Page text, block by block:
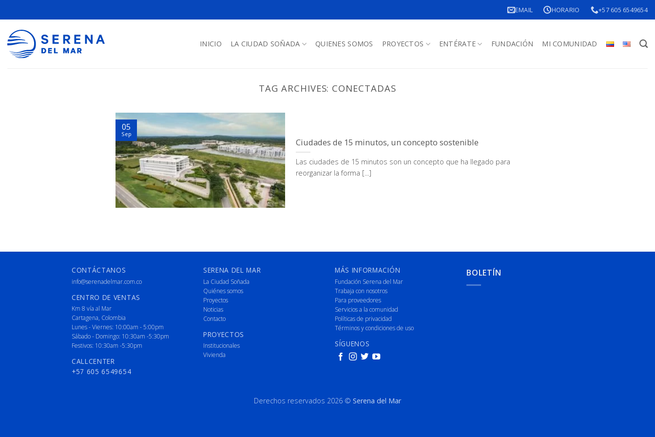
EMAIL HORARIO +57 605 6549654
INICIO LA CIUDAD SOÑADA QUIENES SOMOS PROYECTOS ENTÉRATE FUNDACIÓN MI COMUNIDAD
TAG ARCHIVES: CONECTADAS
Ciudades de 15 minutos, un concepto sostenible
Las ciudades de 15 minutos son un concepto que ha llegado para
reorganizar la forma [...]
05
Sep
CONTÁCTANOS
info@serenadelmar.com.co
CENTRO DE VENTAS
Km 8 vía al Mar
Cartagena, Colombia
Lunes - Viernes: 10:00am - 5:00pm
Sábado - Domingo: 10:30am -5:30pm
Festivos: 10:30am -5:30pm
CALLCENTER
+57 605 6549654
SERENA DEL MAR
La Ciudad Soñada
Quiénes somos
Proyectos
Noticias
Contacto
PROYECTOS
Institucionales
Vivienda
MÁS INFORMACIÓN
Fundación Serena del Mar
Trabaja con nosotros
Para proveedores
Servicios a la comunidad
Políticas de privacidad
Términos y condiciones de uso
SÍGUENOS
BOLETÍN
Derechos reservados 2026 © Serena del Mar